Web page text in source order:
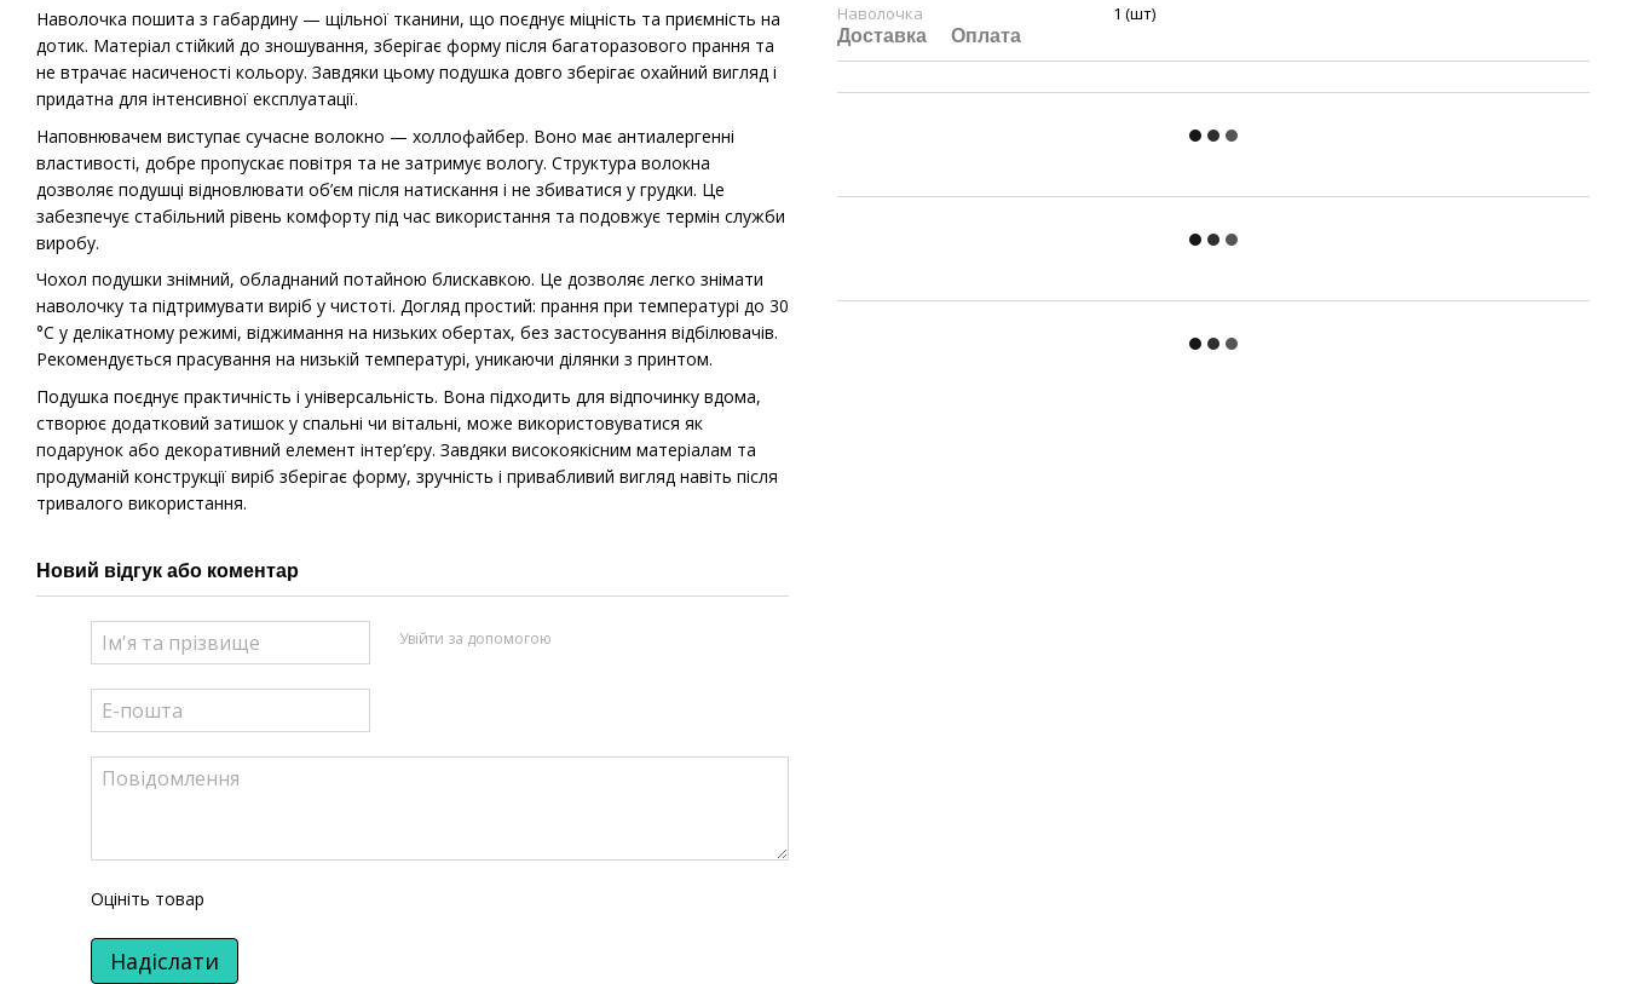
Наволочка пошита з габардину — щільної тканини, що поєднує міцність та приємність на
дотик. Матеріал стійкий до зношування, зберігає форму після багаторазового прання та
не втрачає насиченості кольору. Завдяки цьому подушка довго зберігає охайний вигляд і
придатна для інтенсивної експлуатації.
Наповнювачем виступає сучасне волокно — холлофайбер. Воно має антиалергенні
властивості, добре пропускає повітря та не затримує вологу. Структура волокна
дозволяє подушці відновлювати об’єм після натискання і не збиватися у грудки. Це
забезпечує стабільний рівень комфорту під час використання та подовжує термін служби
виробу.
Чохол подушки знімний, обладнаний потайною блискавкою. Це дозволяє легко знімати
наволочку та підтримувати виріб у чистоті. Догляд простий: прання при температурі до 30
°C у делікатному режимі, віджимання на низьких обертах, без застосування відбілювачів.
Рекомендується прасування на низькій температурі, уникаючи ділянки з принтом.
Подушка поєднує практичність і універсальність. Вона підходить для відпочинку вдома,
створює додатковий затишок у спальні чи вітальні, може використовуватися як
подарунок або декоративний елемент інтер’єру. Завдяки високоякісним матеріалам та
продуманій конструкції виріб зберігає форму, зручність і привабливий вигляд навіть після
тривалого використання.
Новий відгук або коментар
Увійти за допомогою
Оцініть товар
Надіслати
Наволочка
1 (шт)
Доставка Оплата